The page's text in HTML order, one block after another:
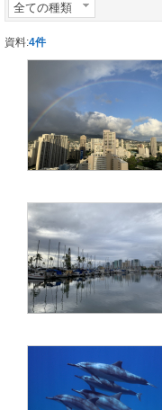
全ての種類
資料:4件